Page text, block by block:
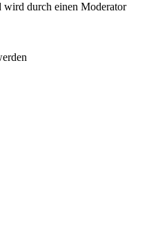
durch einen Moderator